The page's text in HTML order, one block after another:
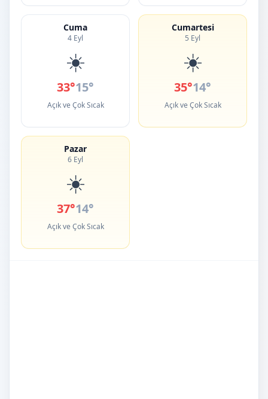
Cuma
4 Eyl
☀️
33°15°
Açık ve Çok Sıcak
Cumartesi
5 Eyl
☀️
35°14°
Açık ve Çok Sıcak
Pazar
6 Eyl
☀️
37°14°
Açık ve Çok Sıcak